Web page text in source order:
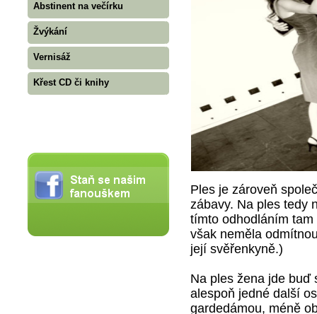
Abstinent na večírku
Žvýkání
Vernisáž
Křest CD či knihy
Ples je zároveň
zábavy. Na ples tedy
tímto odhodláním
však neměla
její svěřenkyně.)
Na ples žena jde buď
alespoň jedné další
gardedámou, méně